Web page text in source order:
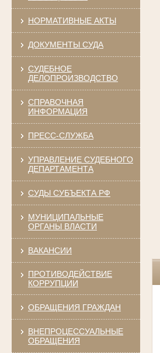
НОРМАТИВНЫЕ АКТЫ
ДОКУМЕНТЫ СУДА
СУДЕБНОЕ
ДЕЛОПРОИЗВОДСТВО
СПРАВОЧНАЯ
ИНФОРМАЦИЯ
ПРЕСС-СЛУЖБА
УПРАВЛЕНИЕ СУДЕБНОГО
ДЕПАРТАМЕНТА
СУДЫ СУБЪЕКТА РФ
МУНИЦИПАЛЬНЫЕ
ОРГАНЫ ВЛАСТИ
ВАКАНСИИ
ПРОТИВОДЕЙСТВИЕ
КОРРУПЦИИ
ОБРАЩЕНИЯ ГРАЖДАН
ВНЕПРОЦЕССУАЛЬНЫЕ
ОБРАЩЕНИЯ